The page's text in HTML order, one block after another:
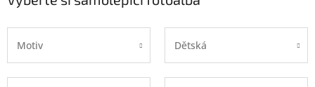
Motiv Dětská